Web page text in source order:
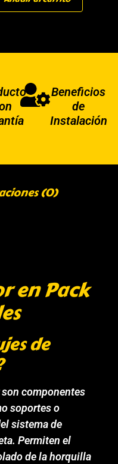
Beneficios
de
Instalación
(0)
en Pack
de
componentes
soportes o
sistema de
Permiten el
de la horquilla